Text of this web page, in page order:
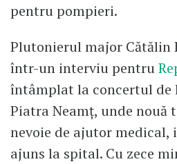
pentru pompieri.
Plutonierul major Cătălin
într-un interviu pentru
întâmplat la concertul
Piatra Neamț, unde nouă
nevoie de ajutor
ajuns la spital. Cu zece